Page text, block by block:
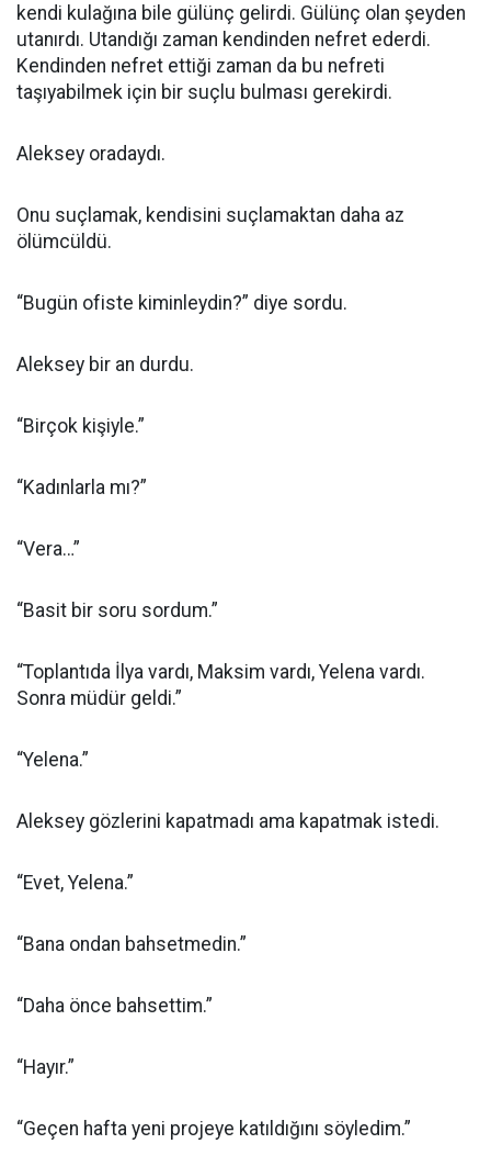
kendi kulağına bile gülünç gelirdi. Gülünç olan şeyden
utanırdı. Utandığı zaman kendinden nefret ederdi.
Kendinden nefret ettiği zaman da bu nefreti
taşıyabilmek için bir suçlu bulması gerekirdi.
Aleksey oradaydı.
Onu suçlamak, kendisini suçlamaktan daha az
ölümcüldü.
“Bugün ofiste kiminleydin?” diye sordu.
Aleksey bir an durdu.
“Birçok kişiyle.”
“Kadınlarla mı?”
“Vera…”
“Basit bir soru sordum.”
“Toplantıda İlya vardı, Maksim vardı, Yelena vardı.
Sonra müdür geldi.”
“Yelena.”
Aleksey gözlerini kapatmadı ama kapatmak istedi.
“Evet, Yelena.”
“Bana ondan bahsetmedin.”
“Daha önce bahsettim.”
“Hayır.”
“Geçen hafta yeni projeye katıldığını söyledim.”